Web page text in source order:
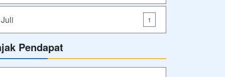
Juli 1
Pendapat